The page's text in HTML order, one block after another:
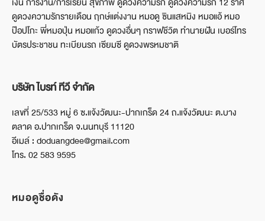
ดูดวงความรักรายเดือน ฤกษ์แต่งงาน หมอดู ซินแสหมิง หมอแอ้ หมอ
ป๊อปโกะ พี่หมอปุ่น หมอแก้ว ดูดวงอื่นๆ กราฟชีวิต ทำนายฝัน เบอร์โทร
บัตรประชาชน ทะเบียนรถ เซียมซี ดูดวงพรหมชาติ
บริษัท ไบรท์ ทีวี จำกัด
เลขที่ 25/533 หมู่ 6 ซ.แจ้งวัฒนะ-ปากเกร็ด 24 ถ.แจ้งวัฒนะ ต.บาง
ตลาด อ.ปากเกร็ด จ.นนทบุรี 11120
อีเมล์ : doduangdee@gmail.com
โทร. 02 583 9595
หมอดูชื่อดัง